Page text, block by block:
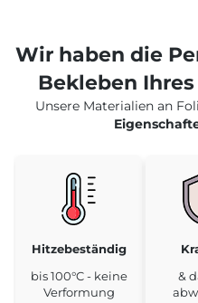
Wir haben die
Bekleben
Unsere Materialien an
Hitzebeständig
bis 100°C - keine
Verformung
&